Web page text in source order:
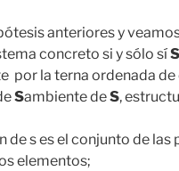
anteriores y
concreto si y sólo síS
por la terna ordenada de
Sambiente deS,
de s es el conjunto de las
elementos;